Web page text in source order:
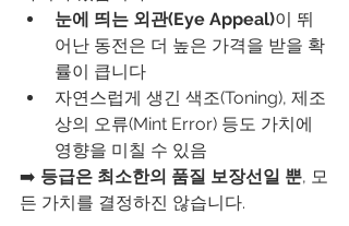
눈에 띄는 외관(Eye Appeal)이 뛰
어난 동전은 더 높은 가격을 받을 확
률이 큽니다
자연스럽게 생긴 색조(Toning), 제조
상의 오류(Mint Error) 등도 가치에
영향을 미칠 수 있음
➡️ 등급은 최소한의 품질 보장선일 뿐, 모
든 가치를 결정하진 않습니다.